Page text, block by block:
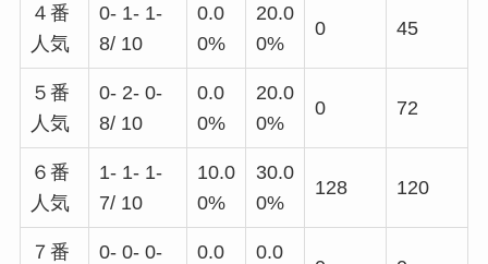
４番
人気
0- 1- 1-
8/ 10
0.0
0%
20.0
0%
0 45
５番
人気
0- 2- 0-
8/ 10
0.0
0%
20.0
0%
0 72
６番
人気
1- 1- 1-
7/ 10
10.0
0%
30.0
0%
128 120
７番
0- 0- 0-
0.0
0.0